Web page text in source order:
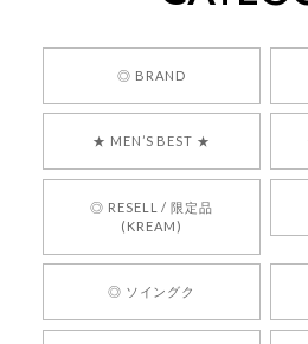
嬉しいレビューをありがと
気に入っていただけたよう
言葉をいただきありがとう
お買い物いただけたとのこ
す。 これからも迅速かつ丁
心してご利用いただけるシ
ります。 また気になる商品
りお待ちしております。
◎ BRAND
★ MEN’S BEST ★
◎ RESELL / 限定品
(KREAM)
◎ ソイングク